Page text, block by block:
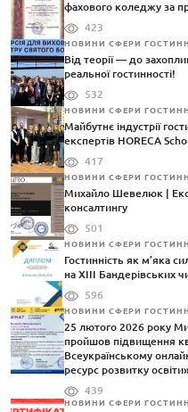
фахового коледжу за
423
НОВИНИ СФЕРИ
Від теорії — до
реальної гостинності!
532
НОВИНИ СФЕРИ
Майбутнє індустрії
експертів HORECA
417
НОВИНИ СФЕРИ
Михайло Шевелюк |
консалтингу
501
НОВИНИ СФЕРИ
Гостинність як м’яка
на XIII Бандерівських
596
НОВИНИ СФЕРИ
25 лютого 2026 року
пройшов підвищення
Всеукраїнському
ресурс розвитку освіти».
439
НОВИНИ СФЕРИ